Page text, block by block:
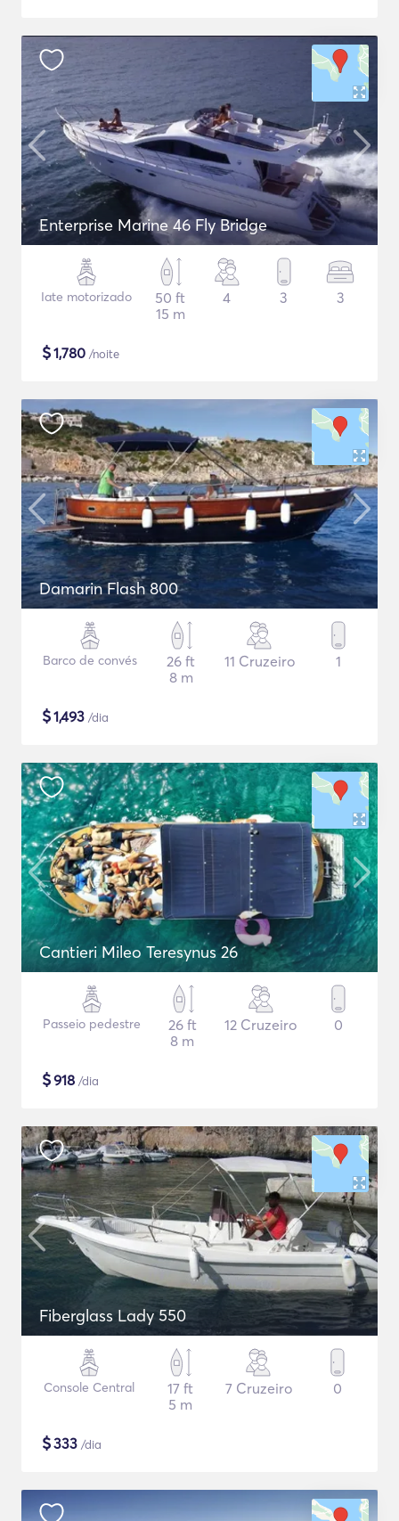
Enterprise Marine 46 Fly Bridge
Iate motorizado
50 ft
15 m
4 3 3
$1,780 /noite
Damarin Flash 800
Barco de convés
26 ft
8 m
11 Cruzeiro 1
$1,493 /dia
Cantieri Mileo Teresynus 26
Passeio pedestre
26 ft
8 m
12 Cruzeiro 0
$918 /dia
Fiberglass Lady 550
Console Central
17 ft
5 m
7 Cruzeiro 0
$333 /dia